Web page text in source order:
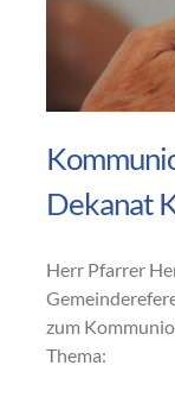
Dekanat
Herr Pfarrer
zum
Thema: